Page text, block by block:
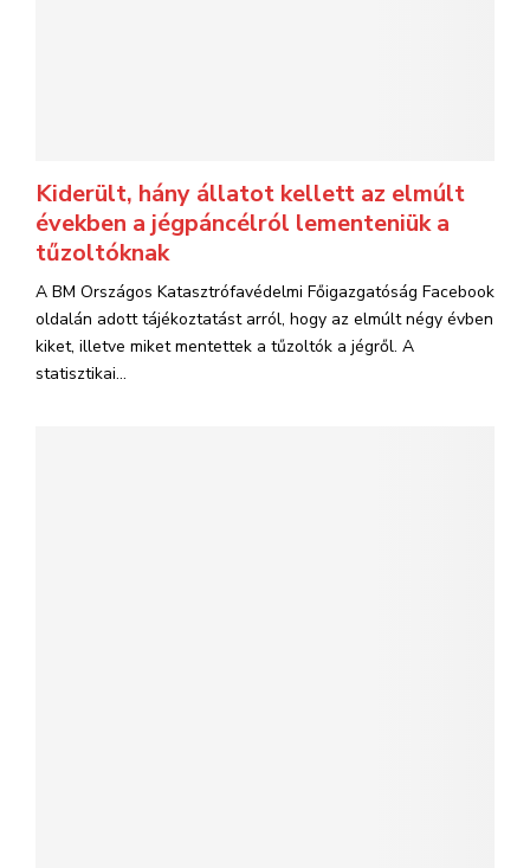
Kiderült, hány állatot kellett az elmúlt
években a jégpáncélról lementeniük a
tűzoltóknak
A BM Országos Katasztrófavédelmi Főigazgatóság Facebook
oldalán adott tájékoztatást arról, hogy az elmúlt négy évben
kiket, illetve miket mentettek a tűzoltók a jégről. A
statisztikai...